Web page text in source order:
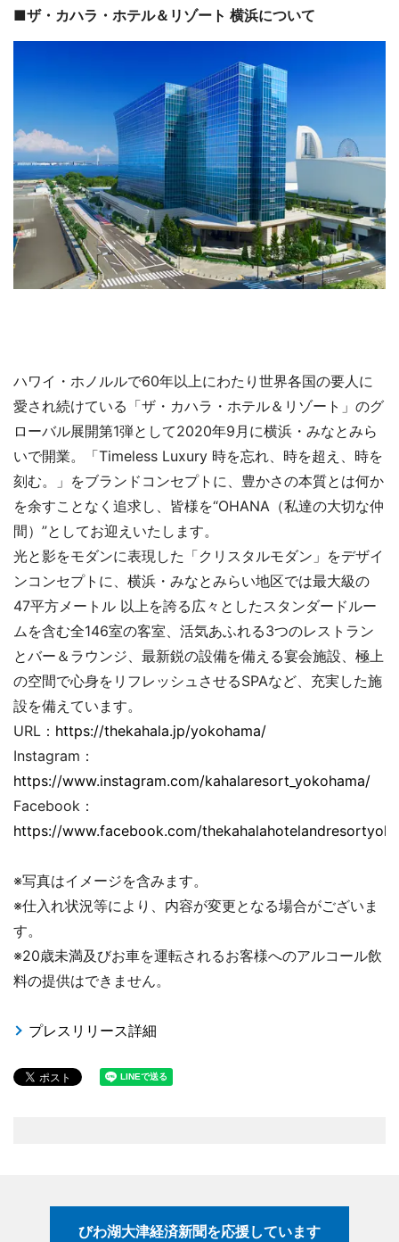
■ザ・カハラ・ホテル＆リゾート 横浜について
ハワイ・ホノルルで60年以上にわたり世界各国の要人に
愛され続けている「ザ・カハラ・ホテル＆リゾート」のグ
ローバル展開第1弾として2020年9月に横浜・みなとみら
いで開業。「Timeless Luxury 時を忘れ、時を超え、時を
刻む。」をブランドコンセプトに、豊かさの本質とは何か
を余すことなく追求し、皆様を“OHANA（私達の大切な仲
間）”としてお迎えいたします。
光と影をモダンに表現した「クリスタルモダン」をデザイ
ンコンセプトに、横浜・みなとみらい地区では最大級の
47平方メートル 以上を誇る広々としたスタンダードルー
ムを含む全146室の客室、活気あふれる3つのレストラン
とバー＆ラウンジ、最新鋭の設備を備える宴会施設、極上
の空間で心身をリフレッシュさせるSPAなど、充実した施
設を備えています。
URL： https://thekahala.jp/yokohama/
Instagram：
https://www.instagram.com/kahalaresort_yokohama/
Facebook：
https://www.facebook.com/
※写真はイメージを含みます。
※仕入れ状況等により、内容が変更となる場合がございま
す。
※20歳未満及びお車を運転されるお客様へのアルコール飲
料の提供はできません。
プレスリリース詳細
びわ湖大津経済新聞を応援しています